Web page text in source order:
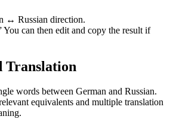
↔ Russian direction.
You can then edit and copy the result if
Translation
words between German and Russian.
equivalents and multiple translation